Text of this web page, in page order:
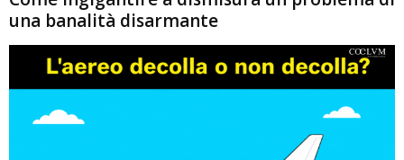
una banalità disarmante